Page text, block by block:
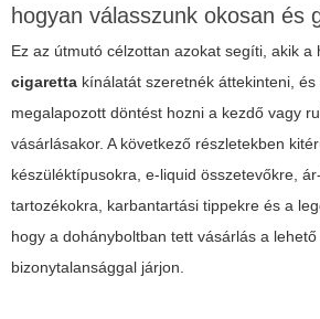
hogyan válasszunk okosan és
Ez az útmutó célzottan azokat segíti, akik a
cigaretta kínálatát szeretnék áttekinteni,
megalapozott döntést hozni a kezdő vagy
vásárlásakor. A következő részletekben
készüléktípusokra, e-liquid összetevőkre,
tartozékokra, karbantartási tippekre és a
hogy a dohányboltban tett vásárlás a
bizonytalansággal járjon.